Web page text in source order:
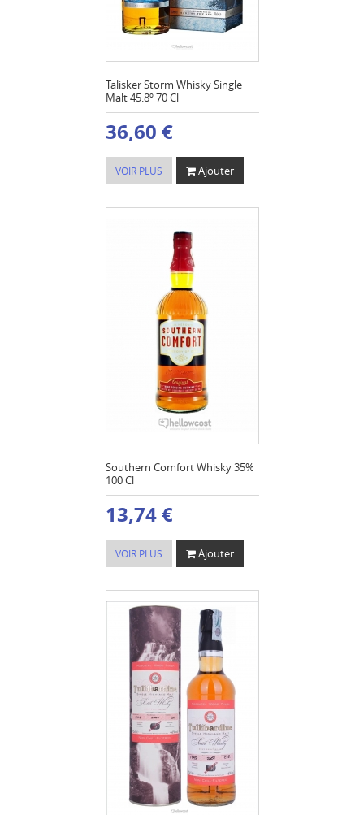
Talisker Storm Whisky Single
Malt 45.8º 70 Cl
36,60 €
VOIR PLUS Ajouter
Southern Comfort Whisky 35%
100 Cl
13,74 €
VOIR PLUS Ajouter